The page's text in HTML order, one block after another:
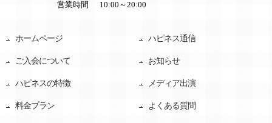
営業時間
10:00～20:00
ホームページ
ご入会について
ハピネスの特徴
料金プラン
ハピネス通信
お知らせ
メディア出演
よくある質問